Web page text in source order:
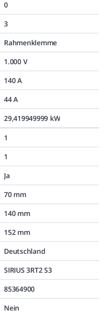
0
3
Rahmenklemme
1.000 V
140 A
44 A
29,419949999 kW
1
1
Ja
70 mm
140 mm
152 mm
Deutschland
SIRIUS 3RT2 S3
85364900
Nein